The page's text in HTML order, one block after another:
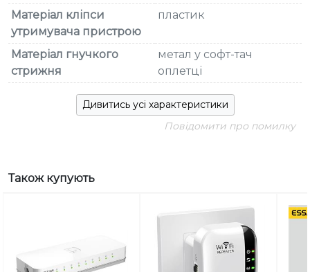
Матеріал кліпси
утримувача пристрою
пластик
Матеріал гнучкого
стрижня
метал у софт-тач
оплетці
Дивитись усі характеристики
Повідомити про помилку
Також купують